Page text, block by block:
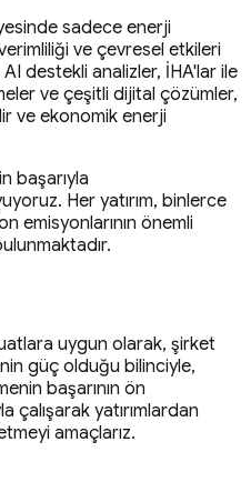
sadece enerji
ve çevresel etkileri
destekli analizler, İHA'lar ile
ve çeşitli dijital çözümler,
ve ekonomik enerji
başarıyla
Her yatırım, binlerce
emisyonlarının önemli
uygun olarak, şirket
güç olduğu bilinciyle,
başarının ön
çalışarak yatırımlardan
amaçlarız.